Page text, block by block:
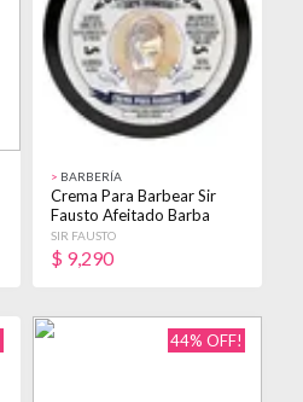
> BARBERÍA
Crema Para Barbear Sir
Fausto Afeitado Barba
Barberia X 50g Hierbas
SIR FAUSTO
$ 9,290
44% OFF!